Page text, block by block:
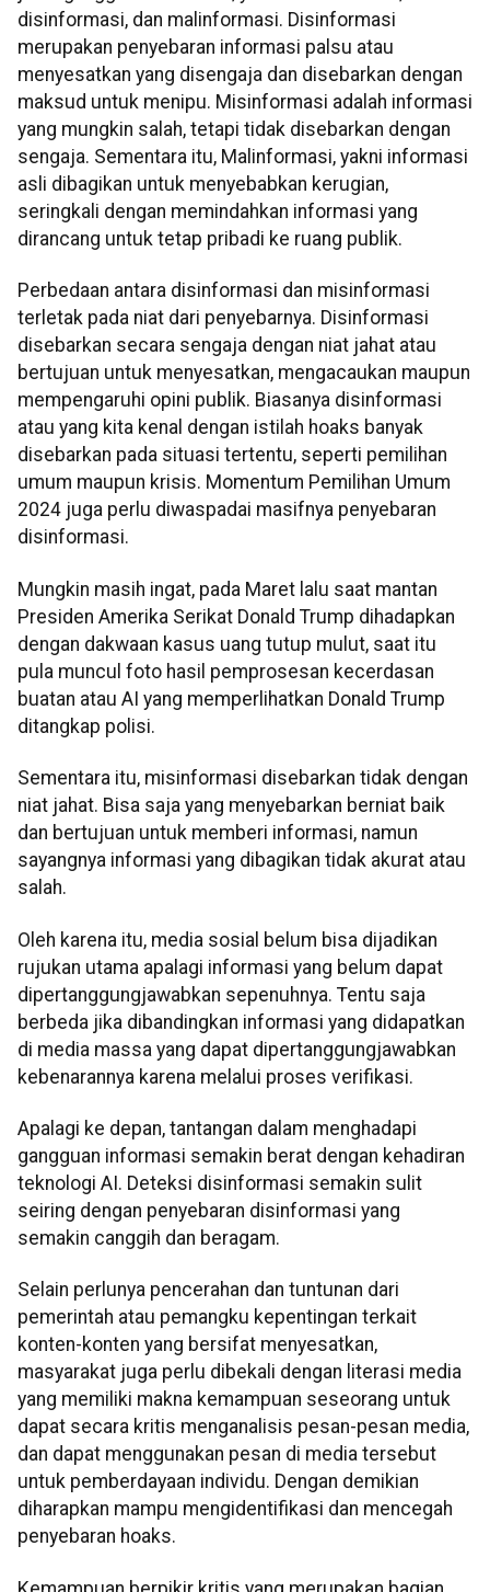
disinformasi, dan malinformasi. Disinformasi
merupakan penyebaran informasi palsu atau
menyesatkan yang disengaja dan disebarkan dengan
maksud untuk menipu. Misinformasi adalah informasi
yang mungkin salah, tetapi tidak disebarkan dengan
sengaja. Sementara itu, Malinformasi, yakni informasi
asli dibagikan untuk menyebabkan kerugian,
seringkali dengan memindahkan informasi yang
dirancang untuk tetap pribadi ke ruang publik.
Perbedaan antara disinformasi dan misinformasi
terletak pada niat dari penyebarnya. Disinformasi
disebarkan secara sengaja dengan niat jahat atau
bertujuan untuk menyesatkan, mengacaukan maupun
mempengaruhi opini publik. Biasanya disinformasi
atau yang kita kenal dengan istilah hoaks banyak
disebarkan pada situasi tertentu, seperti pemilihan
umum maupun krisis. Momentum Pemilihan Umum
2024 juga perlu diwaspadai masifnya penyebaran
disinformasi.
Mungkin masih ingat, pada Maret lalu saat mantan
Presiden Amerika Serikat Donald Trump dihadapkan
dengan dakwaan kasus uang tutup mulut, saat itu
pula muncul foto hasil pemprosesan kecerdasan
buatan atau AI yang memperlihatkan Donald Trump
ditangkap polisi.
Sementara itu, misinformasi disebarkan tidak dengan
niat jahat. Bisa saja yang menyebarkan berniat baik
dan bertujuan untuk memberi informasi, namun
sayangnya informasi yang dibagikan tidak akurat atau
salah.
Oleh karena itu, media sosial belum bisa dijadikan
rujukan utama apalagi informasi yang belum dapat
dipertanggungjawabkan sepenuhnya. Tentu saja
berbeda jika dibandingkan informasi yang didapatkan
di media massa yang dapat dipertanggungjawabkan
kebenarannya karena melalui proses verifikasi.
Apalagi ke depan, tantangan dalam menghadapi
gangguan informasi semakin berat dengan kehadiran
teknologi AI. Deteksi disinformasi semakin sulit
seiring dengan penyebaran disinformasi yang
semakin canggih dan beragam.
Selain perlunya pencerahan dan tuntunan dari
pemerintah atau pemangku kepentingan terkait
konten-konten yang bersifat menyesatkan,
masyarakat juga perlu dibekali dengan literasi media
yang memiliki makna kemampuan seseorang untuk
dapat secara kritis menganalisis pesan-pesan media,
dan dapat menggunakan pesan di media tersebut
untuk pemberdayaan individu. Dengan demikian
diharapkan mampu mengidentifikasi dan mencegah
penyebaran hoaks.